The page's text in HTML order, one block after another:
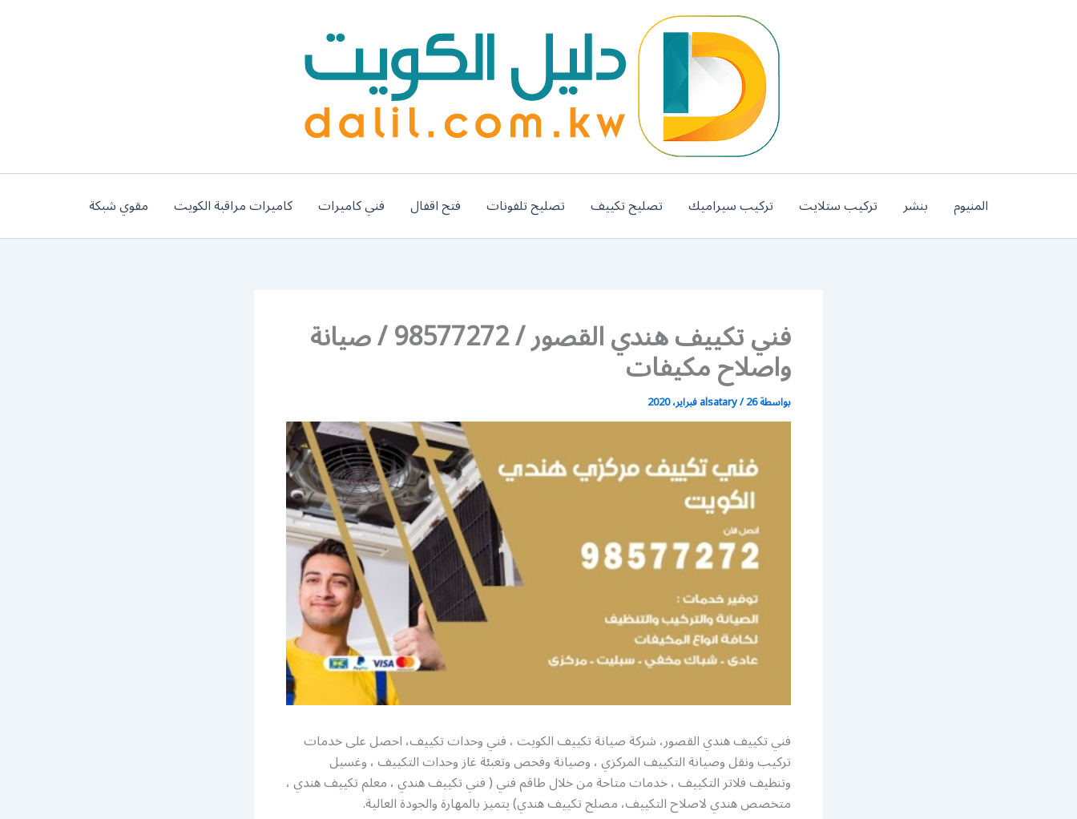
المنيوم بنشر تركيب ستلايت تركيب سيراميك تصليح تكييف تصليح تلفونات فتح اقفال فني كاميرات كاميرات مراقبة الكويت مقوي شبكة
فني تكييف هندي القصور / 98577272 / صيانة
واصلاح مكيفات
بواسطة alsatary/26 فبراير، 2020
فني تكييف هندي القصور، شركة صيانة تكييف الكويت ، فني وحدات تكييف، احصل على خدمات
تركيب ونقل وصيانة التكييف المركزي ، وصيانة وفحص وتعبئة غاز وحدات التكييف ، وغسيل
وتنظيف فلاتر التكييف ، خدمات متاحة من خلال طاقم فني ( فني تكييف هندي ، معلم تكييف هندي ،
متخصص هندي لاصلاح التكييف، مصلح تكييف هندي) يتميز بالمهارة والجودة العالية.